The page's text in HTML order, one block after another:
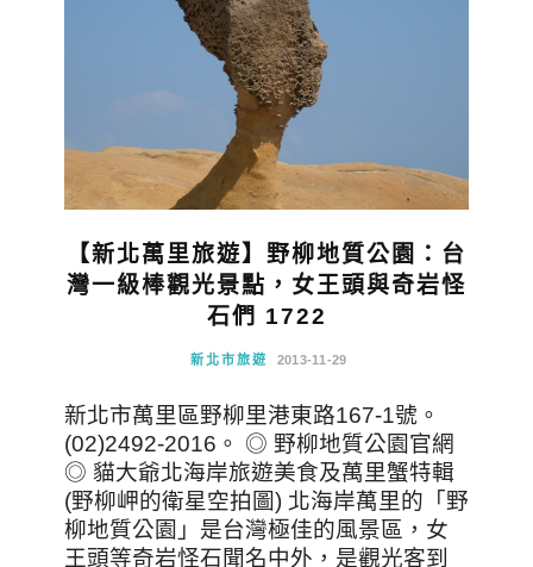
【新北萬里旅遊】野柳地質公園：台
灣一級棒觀光景點，女王頭與奇岩怪
石們 1722
新北市旅遊 2013-11-29
新北市萬里區野柳里港東路167-1號。
(02)2492-2016。 ◎ 野柳地質公園官網
◎ 貓大爺北海岸旅遊美食及萬里蟹特輯
(野柳岬的衛星空拍圖) 北海岸萬里的「野
柳地質公園」是台灣極佳的風景區，女
王頭等奇岩怪石聞名中外，是觀光客到